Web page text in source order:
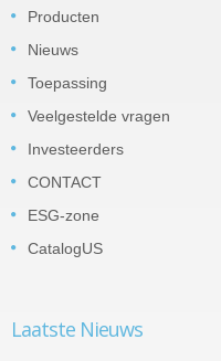
Producten
Nieuws
Toepassing
Veelgestelde vragen
Investeerders
CONTACT
ESG-zone
CatalogUS
Laatste Nieuws